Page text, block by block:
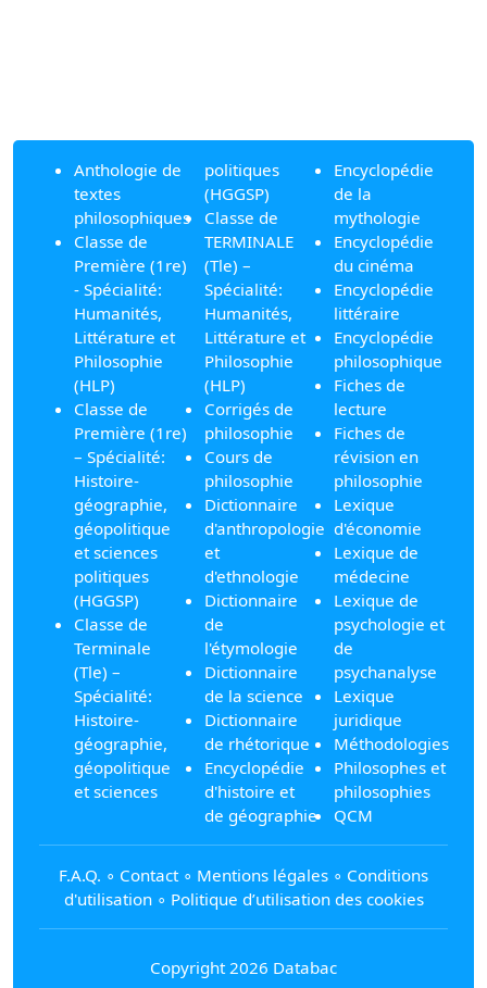
Anthologie de
textes
philosophiques
Classe de
Première (1re)
- Spécialité:
Humanités,
Littérature et
Philosophie
(HLP)
Classe de
Première (1re)
– Spécialité:
Histoire-
géographie,
géopolitique
et sciences
politiques
(HGGSP)
Classe de
Terminale
(Tle) –
Spécialité:
Histoire-
géographie,
géopolitique
et sciences
politiques
(HGGSP)
Classe de
TERMINALE
(Tle) –
Spécialité:
Humanités,
Littérature et
Philosophie
(HLP)
Corrigés de
philosophie
Cours de
philosophie
Dictionnaire
d'anthropologie
et
d'ethnologie
Dictionnaire
de
l'étymologie
Dictionnaire
de la science
Dictionnaire
de rhétorique
Encyclopédie
d'histoire et
de géographie
Encyclopédie
de la
mythologie
Encyclopédie
du cinéma
Encyclopédie
littéraire
Encyclopédie
philosophique
Fiches de
lecture
Fiches de
révision en
philosophie
Lexique
d'économie
Lexique de
médecine
Lexique de
psychologie et
de
psychanalyse
Lexique
juridique
Méthodologies
Philosophes et
philosophies
QCM
F.A.Q. ∘ Contact ∘ Mentions légales ∘ Conditions
d'utilisation∘ Politique d’utilisation des cookies
Copyright 2026 Databac